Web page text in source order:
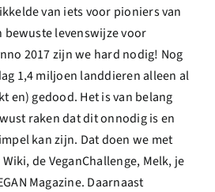
van iets voor pioniers van
bewuste levenswijze voor
2017 zijn we hard nodig! Nog
1,4 miljoen landdieren alleen al
en) gedood. Het is van belang
raken dat dit onnodig is en
kan zijn. Dat doen we met
de VeganChallenge, Melk, je
Magazine. Daarnaast